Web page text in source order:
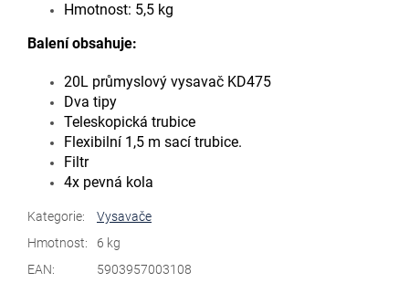
Hmotnost: 5,5 kg
Balení obsahuje:
20L průmyslový vysavač KD475
Dva tipy
Teleskopická trubice
Flexibilní 1,5 m sací trubice.
Filtr
4x pevná kola
Kategorie:
Vysavače
Hmotnost:
6 kg
EAN: 5903957003108